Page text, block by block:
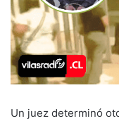
Un juez determinó